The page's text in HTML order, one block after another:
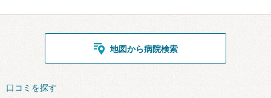
地図から病院検索
口コミを探す